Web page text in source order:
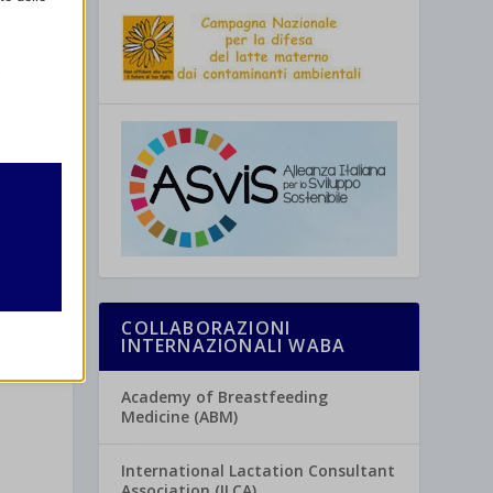
COLLABORAZIONI
INTERNAZIONALI WABA
Academy of Breastfeeding
Medicine (ABM)
International Lactation Consultant